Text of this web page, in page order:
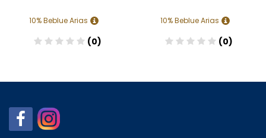
10% Beblue Arias
(0)
10% Beblue Arias
(0)